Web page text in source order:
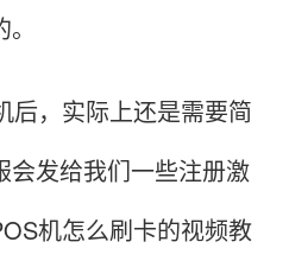
，实际上还是需要简
会发给我们一些注册激
机怎么刷卡的视频教